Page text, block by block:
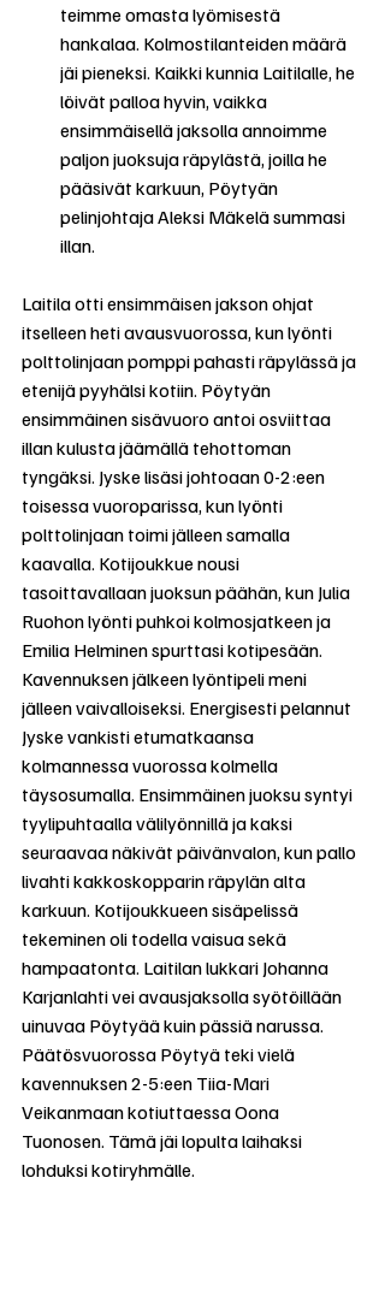
teimme omasta lyömisestä
hankalaa. Kolmostilanteiden määrä
jäi pieneksi. Kaikki kunnia Laitilalle, he
löivät palloa hyvin, vaikka
ensimmäisellä jaksolla annoimme
paljon juoksuja räpylästä, joilla he
pääsivät karkuun, Pöytyän
pelinjohtaja Aleksi Mäkelä summasi
illan.
Laitila otti ensimmäisen jakson ohjat
itselleen heti avausvuorossa, kun lyönti
polttolinjaan pomppi pahasti räpylässä ja
etenijä pyyhälsi kotiin. Pöytyän
ensimmäinen sisävuoro antoi osviittaa
illan kulusta jäämällä tehottoman
tyngäksi. Jyske lisäsi johtoaan 0-2:een
toisessa vuoroparissa, kun lyönti
polttolinjaan toimi jälleen samalla
kaavalla. Kotijoukkue nousi
tasoittavallaan juoksun päähän, kun Julia
Ruohon lyönti puhkoi kolmosjatkeen ja
Emilia Helminen spurttasi kotipesään.
Kavennuksen jälkeen lyöntipeli meni
jälleen vaivalloiseksi. Energisesti pelannut
Jyske vankisti etumatkaansa
kolmannessa vuorossa kolmella
täysosumalla. Ensimmäinen juoksu syntyi
tyylipuhtaalla välilyönnillä ja kaksi
seuraavaa näkivät päivänvalon, kun pallo
livahti kakkoskopparin räpylän alta
karkuun. Kotijoukkueen sisäpelissä
tekeminen oli todella vaisua sekä
hampaatonta. Laitilan lukkari Johanna
Karjanlahti vei avausjaksolla syötöillään
uinuvaa Pöytyää kuin pässiä narussa.
Päätösvuorossa Pöytyä teki vielä
kavennuksen 2-5:een Tiia-Mari
Veikanmaan kotiuttaessa Oona
Tuonosen. Tämä jäi lopulta laihaksi
lohduksi kotiryhmälle.